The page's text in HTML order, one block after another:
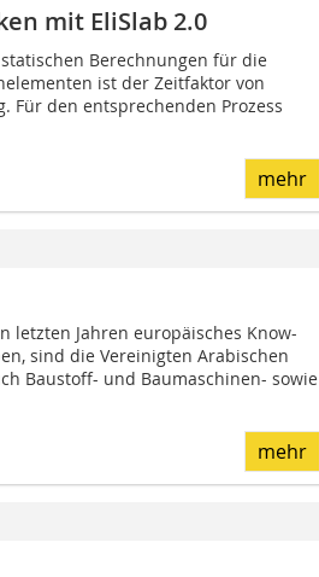
mit EliSlab 2.0
Berechnungen für die
ist der Zeitfaktor von
Für den entsprechenden Prozess
mehr
letzten Jahren europäisches Know-
sind die Vereinigten Arabischen
Baustoff- und Baumaschinen- sowie
mehr